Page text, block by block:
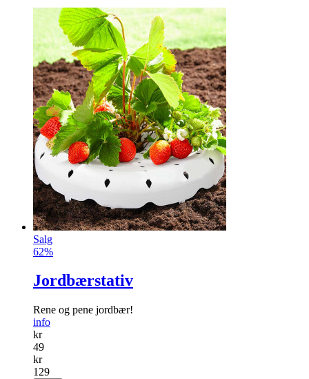
Salg
62%
Jordbærstativ
Rene og pene jordbær!
info
kr
49
kr
129